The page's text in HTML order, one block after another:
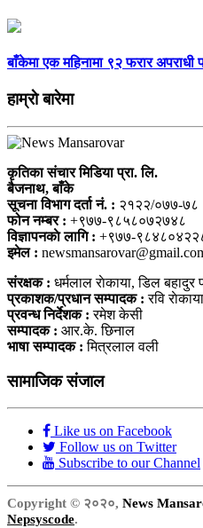
बाँकेमा एक महिनामा ९२ फरार अपराधी
हाम्राे बारेमा
कृतिका संचार मिडिया प्रा. लि.
बैजनाथ, बाँके
सूचना विभाग दर्ता नं. : २१२२/०७७-७८
फोन नम्बर : +९७७-९८५८०७२७४८
विज्ञापनकाे लागि : +९७७-
इमेल :
संरक्षक : धर्मलाल राेकाया, डिल बहादुर
प्रकाशक/प्रधान सम्पादक : रवि राेकाया
प्रवन्ध निर्देशक : रमेश केसी
सम्पादक : आर.के. छिनाल
भाषा सम्पादक : मित्रलाल वली
सामाजिक संजाल
Like us on Facebook
Follow us on Twitter
Subscribe to our Channel
Copyright © २०२०, News
Nepsyscode.